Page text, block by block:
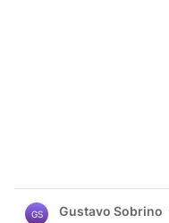
GS Gustavo Sobrino